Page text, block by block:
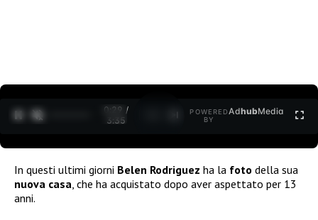
0:30 /
3:35
POWERED
BY
AdhubMedia
In questi ultimi giorni Belen Rodriguez ha la foto della sua
nuova casa , che ha acquistato dopo aver aspettato per 13
anni.